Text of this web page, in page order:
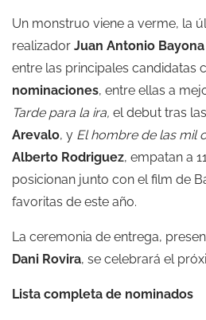
Un monstruo viene a verme, la
realizador Juan Antonio Bayona
entre las principales candidatas
nominaciones, entre ellas a
Tarde para la ira, el debut tras
Arevalo, y El hombre de las mil
Alberto Rodriguez, empatan a
posicionan junto con el film de
favoritas de este año.
La ceremonia de entrega,
Dani Rovira, se celebrará el
Lista completa de nominados